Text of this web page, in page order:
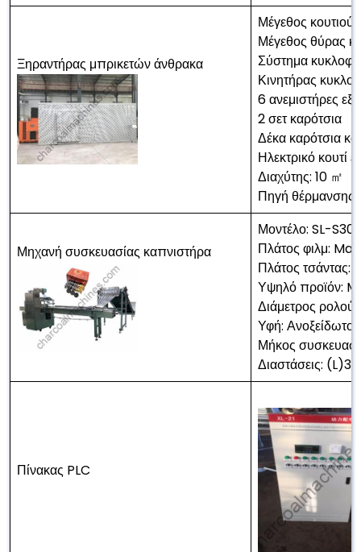
Ξηραντήρας μπρικετών άνθρακα
Μέγεθος
Μέγεθος θύρας
Σύστημα
Κινητήρας
6 ανεμιστήρες
2 σετ καρότσια
Δέκα καρότσια
Ηλεκτρικό κουτί
Διαχύτης: 10 ㎡
Πηγή θέρμανσης:
Μηχανή συσκευασίας καπνιστήρα
Μοντέλο: SL-
Πλάτος φιλμ:
Πλάτος τσάντας:
Υψηλό προϊόν:
Διάμετρος
Υφή: Ανοξείδωτο
Μήκος
Διαστάσεις:
Πίνακας PLC